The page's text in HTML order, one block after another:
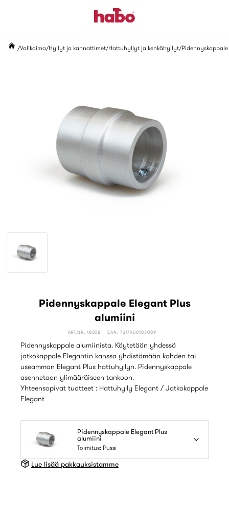
Valikoima Hyllyt ja kannattimet Hattuhyllyt ja kenkähyllyt Pidennyskappale
Pidennyskappale Elegant Plus
alumiini
ART.NR: 18308 EAN: 7317900183089
Pidennyskappale alumiinista. Käytetään yhdessä
jatkokappale Elegantin kanssa yhdistämään kahden tai
useamman Elegant Plus hattuhyllyn. Pidennyskappale
asennetaan ylimääräiseen tankoon.
Yhteensopivat tuotteet : Hattuhylly Elegant / Jatkokappale
Elegant
Pidennyskappale Elegant Plus
alumiini
Toimitus: Pussi
Lue lisää pakkauksistamme